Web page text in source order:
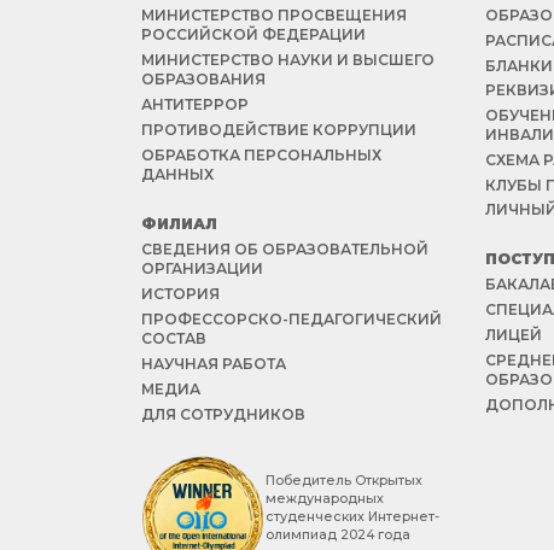
МИНИСТЕРСТВО ПРОСВЕЩЕНИЯ
РОССИЙСКОЙ ФЕДЕРАЦИИ
МИНИСТЕРСТВО НАУКИ И ВЫСШЕГО
ОБРАЗОВАНИЯ
АНТИТЕРРОР
ПРОТИВОДЕЙСТВИЕ КОРРУПЦИИ
ОБРАБОТКА ПЕРСОНАЛЬНЫХ
ДАННЫХ
ФИЛИАЛ
СВЕДЕНИЯ ОБ ОБРАЗОВАТЕЛЬНОЙ
ОРГАНИЗАЦИИ
ИСТОРИЯ
ПРОФЕССОРСКО-ПЕДАГОГИЧЕСКИЙ
СОСТАВ
НАУЧНАЯ РАБОТА
МЕДИА
ДЛЯ СОТРУДНИКОВ
Победитель Открытых
международных
студенческих Интернет-
олимпиад 2024 года
СХЕМА
КЛУБЫ
ЛИЦЕЙ